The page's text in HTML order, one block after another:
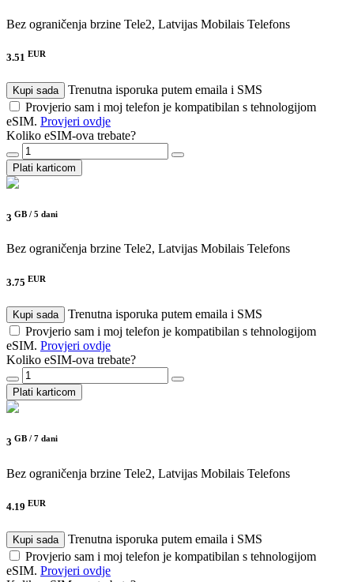
Bez ograničenja brzine Tele2, Latvijas Mobilais Telefons
3.51 EUR
Kupi sada
Trenutna isporuka putem emaila i SMS
Provjerio sam i moj telefon je kompatibilan s tehnologijom
eSIM. Provjeri ovdje
Koliko eSIM-ova trebate?
Plati karticom
3 GB / 5 dani
Bez ograničenja brzine Tele2, Latvijas Mobilais Telefons
3.75 EUR
Kupi sada
Trenutna isporuka putem emaila i SMS
Provjerio sam i moj telefon je kompatibilan s tehnologijom
eSIM. Provjeri ovdje
Koliko eSIM-ova trebate?
Plati karticom
3 GB / 7 dani
Bez ograničenja brzine Tele2, Latvijas Mobilais Telefons
4.19 EUR
Kupi sada
Trenutna isporuka putem emaila i SMS
Provjerio sam i moj telefon je kompatibilan s tehnologijom
eSIM. Provjeri ovdje